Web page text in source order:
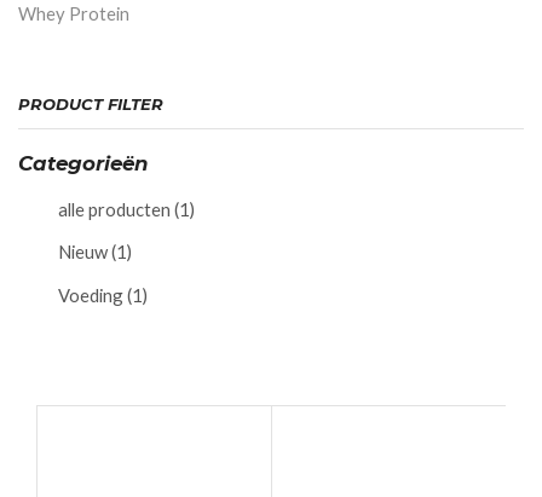
Whey Protein
PRODUCT FILTER
Categorieën
alle producten (1)
Nieuw(1)
Voeding(1)